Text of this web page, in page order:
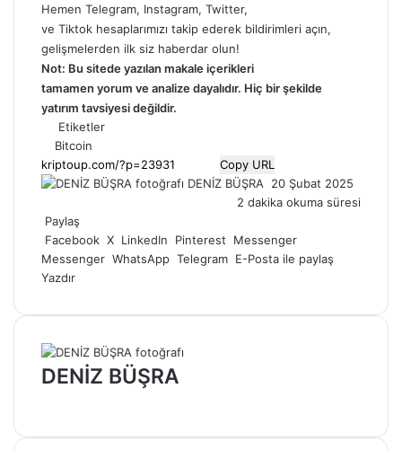
Hemen Telegram, Instagram, Twitter,
ve Tiktok hesaplarımızı takip ederek bildirimleri açın,
gelişmelerden ilk siz haberdar olun!
Not: Bu sitede yazılan makale içerikleri
tamamen yorum ve analize dayalıdır. Hiç bir şekilde
yatırım tavsiyesi değildir.
Etiketler
Bitcoin
Copy URL
DENİZ BÜŞRA
Bir
e-
göndermek
20 Şubat 2025
2 dakika okuma süresi
Paylaş
Facebook X LinkedIn Pinterest
Messenger
Messenger WhatsApp Telegram E-Posta ile paylaş
Yazdır
DENİZ BÜŞRA